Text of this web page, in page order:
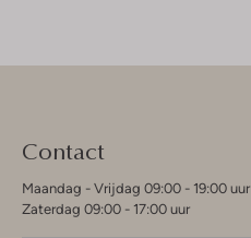
Contact
Maandag - Vrijdag 09:00 - 19:00 uur
Zaterdag 09:00 - 17:00 uur